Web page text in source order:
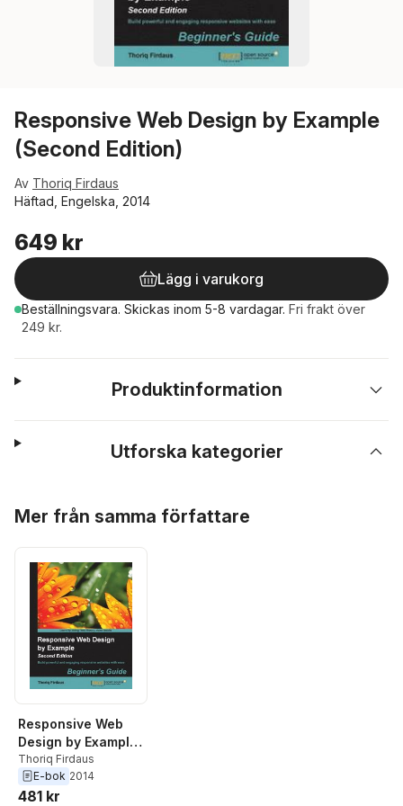
Responsive Web Design by Example
(Second Edition)
Av Thoriq Firdaus
Häftad, Engelska, 2014
649 kr
Lägg i varukorg
Beställningsvara. Skickas inom 5-8 vardagar. Fri frakt över
249 kr.
Produktinformation
Utforska kategorier
Mer från samma författare
Responsive Web
Design by Example
: Beginner's Guide
- Second Edition
Thoriq Firdaus
E-bok 2014
481 kr